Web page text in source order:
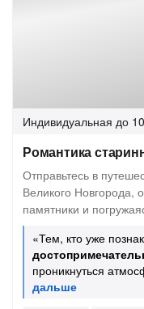
Индивидуальная до
Романтика
Отправьтесь в
Великого Новгорода,
памятники и
«Тем, кто уже
проникнуться